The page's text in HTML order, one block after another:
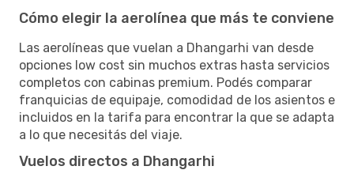
Cómo elegir la aerolínea que más te conviene
Las aerolíneas que vuelan a Dhangarhi van desde
opciones low cost sin muchos extras hasta servicios
completos con cabinas premium. Podés comparar
franquicias de equipaje, comodidad de los asientos e
incluidos en la tarifa para encontrar la que se adapta
a lo que necesitás del viaje.
Vuelos directos a Dhangarhi